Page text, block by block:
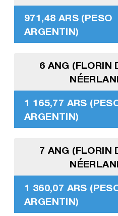
971,48 ARS (PESO
ARGENTIN)
6 ANG (FLORIN
1 165,77 ARS
ARGENTIN)
7 ANG (FLORIN
1 360,07 ARS
ARGENTIN)